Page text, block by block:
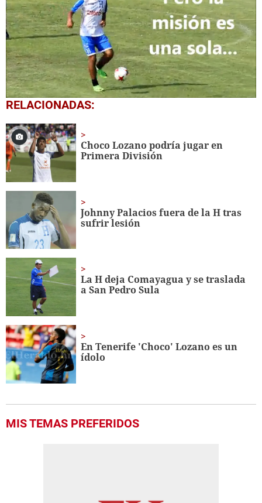
0
seconds
1
minute,
10
seconds
RELACIONADAS:
Choco Lozano podría jugar en
Primera División
Johnny Palacios fuera de la H tras
sufrir lesión
La H deja Comayagua y se traslada
a San Pedro Sula
En Tenerife 'Choco' Lozano es un
ídolo
MIS TEMAS PREFERIDOS